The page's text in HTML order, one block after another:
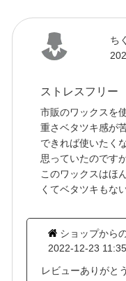
ち
ストレスフリー
市販のワックスを
重さベタツキ感が
できれば使いたく
思っていたのです
このワックスはほ
くてベタツキもな
ショップから
2022-12-23
レビューありがと